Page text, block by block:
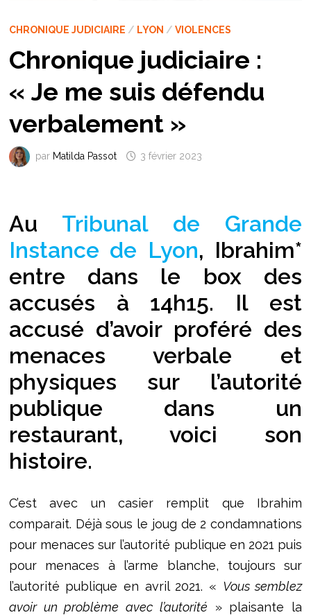
CHRONIQUE JUDICIAIRE / LYON / VIOLENCES
Chronique judiciaire :
« Je me suis défendu
verbalement »
par Matilda Passot 3 février 2023
Au Tribunal de Grande
Instance de Lyon, Ibrahim*
entre dans le box des
accusés à 14h15. Il est
accusé d’avoir proféré des
menaces verbale et
physiques sur l’autorité
publique dans un
restaurant, voici son
histoire.
C’est avec un casier remplit que Ibrahim
comparait. Déjà sous le joug de 2 condamnations
pour menaces sur l’autorité publique en 2021 puis
pour menaces à l’arme blanche, toujours sur
l’autorité publique en avril 2021. « Vous semblez
avoir un problème avec l’autorité » plaisante la